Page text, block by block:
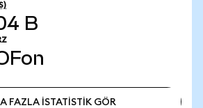
B
FAZLA İSTATİSTİK GÖR